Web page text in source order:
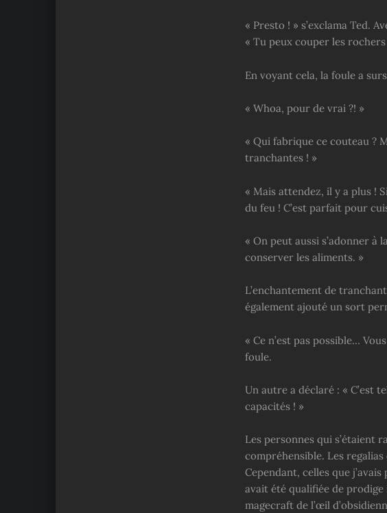
« Presto ! » s’exclama Ted.
« Tu peux couper les
En voyant cela, la foule a
« Whoa, pour de vrai ?! »
« Qui fabrique ce couteau ?
tranchantes ! »
« Mais attendez, il y a plus !
du feu ! C’est parfait pour
« On peut aussi s’adonner à
conserver les aliments. »
L’enchantement de
également ajouté un sort
« Ce n’est pas possible…
foule.
Un autre a déclaré : « C’est
capacités ! »
Les personnes qui s’étaient
compréhensible. Les
Cependant, celles que
avait été qualifiée de
magecraft de l’œil